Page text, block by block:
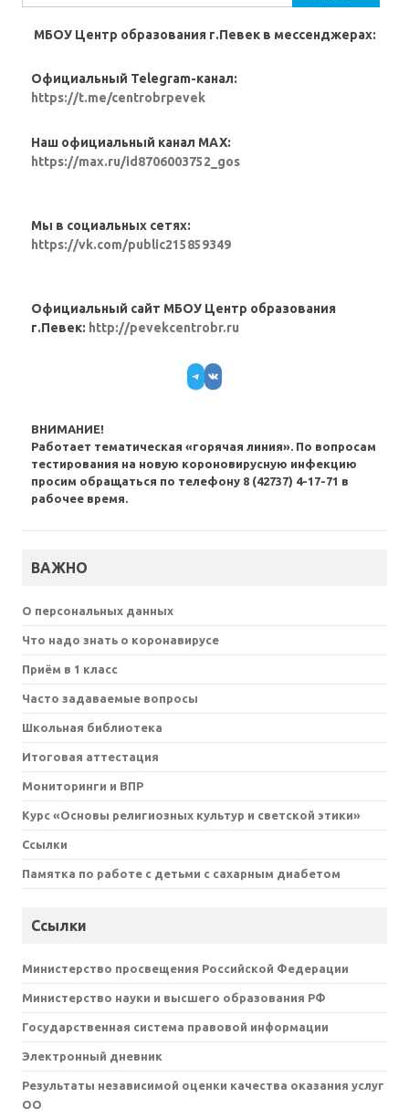
МБОУ Центр образования г.Певек в мессенджерах:
Официальный Telegram-канал:
https://t.me/centrobrpevek
Наш официальный канал MAX:
https://max.ru/id8706003752_gos
Мы в социальных сетях:
https://vk.com/public215859349
Официальный сайт МБОУ Центр образования
г.Певек: http://pevekcentrobr.ru
Telegram
VK
ВНИМАНИЕ!
Работает тематическая «горячая линия». По вопросам
тестирования на новую короновирусную инфекцию
просим обращаться по телефону 8 (42737) 4-17-71 в
рабочее время.
ВАЖНО
О персональных данных
Что надо знать о коронавирусе
Приём в 1 класс
Часто задаваемые вопросы
Школьная библиотека
Итоговая аттестация
Мониторинги и ВПР
Курс «Основы религиозных культур и светской этики»
Ссылки
Памятка по работе с детьми с сахарным диабетом
Ссылки
Министерство просвещения Российской Федерации
Министерство науки и высшего образования РФ
Государственная система правовой информации
Электронный дневник
Результаты независимой оценки качества оказания услуг
ОО